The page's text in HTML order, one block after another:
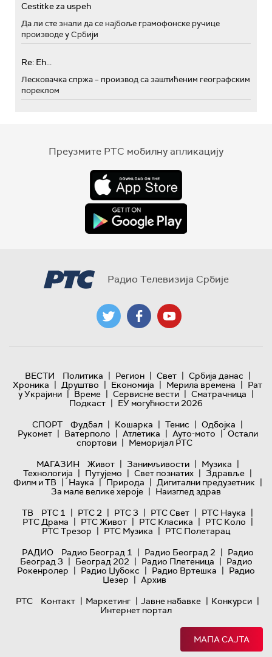
Cestitke za uspeh
Да ли сте знали да се најбоље грамофонске ручице
производе у Србији
Re: Eh...
Лесковачка спржа – производ са заштићеним географским
пореклом
Преузмите РТС мобилну апликацију
Радио Телевизија Србије
ВЕСТИ Политика | Регион | Свет | Србија данас |
Хроника | Друштво | Економија | Мерила времена | Рат
у Украјини | Време | Сервисне вести | Сматрачница |
Подкаст | ЕУ могућности 2026
СПОРТ
Фудбал | Кошарка | Тенис | Одбојка |
Рукомет | Ватерполо | Атлетика | Ауто-мото | Остали
спортови | Меморијал РТС
МАГАЗИН
Живот | Занимљивости | Музика |
Технологијa | Путујемо | Свет познатих | Здравље |
Филм и ТВ | Наука | Природа | Дигитални предузетник |
За мале велике хероје | Наизглед здрав
ТВ
РТС 1 | РТС 2 | РТС 3 | РТС Свет | РТС Наука |
РТС Драма | РТС Живот | РТС Класика | РТС Коло |
РТС Трезор | РТС Музика | РТС Полетарац
РАДИО
Радио Београд 1 | Радио Београд 2 | Радио
Београд 3 | Београд 202 | Радио Плетеница | Радио
Рокенролер | Радио Џубокс | Радио Вртешка | Радио
Џезер | Архив
РТС
Контакт | Маркетинг | Јавне набавке | Конкурси |
Интернет портал
МАПА САЈТА